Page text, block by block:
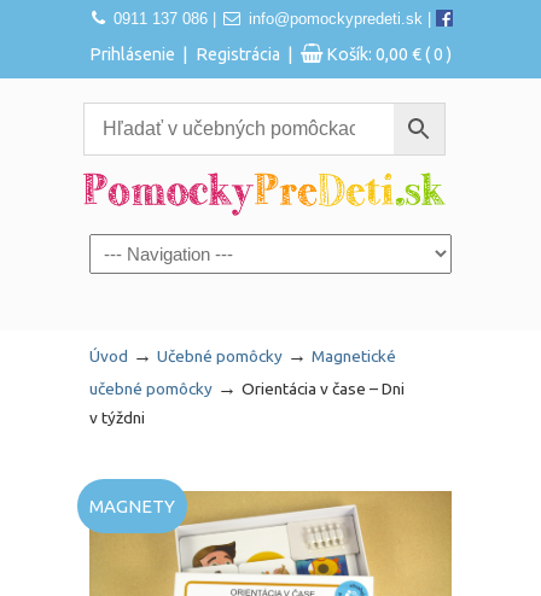
0911 137 086| info@pomockypredeti.sk
Prihlásenie | Registrácia | Košík: 0,00 €( 0 )
Navigation
Úvod → Učebné pomôcky → Magnetické
učebné pomôcky → Orientácia v čase – Dni
v týždni
MAGNETY